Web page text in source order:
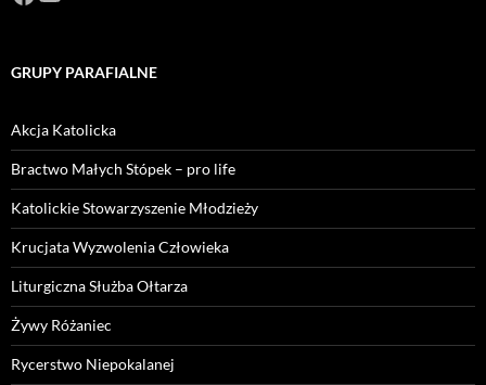
GRUPY PARAFIALNE
Akcja Katolicka
Bractwo Małych Stópek – pro life
Katolickie Stowarzyszenie Młodzieży
Krucjata Wyzwolenia Człowieka
Liturgiczna Służba Ołtarza
Żywy Różaniec
Rycerstwo Niepokalanej